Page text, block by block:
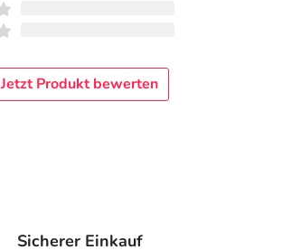
Jetzt Produkt bewerten
Sicherer Einkauf